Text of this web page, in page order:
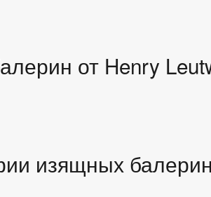
от Henry
изящных